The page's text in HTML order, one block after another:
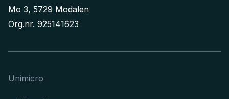
Mo 3, 5729 Modalen
Org.nr. 925141623
Unimicro